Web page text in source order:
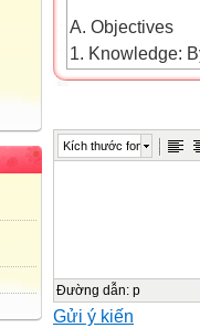
A. Objectives
1. Knowledge:
speaking test.
3. Attitude: SS
4. Competence
Teacher's and
Contents
Kích thước font
Đường dẫn: p
Gửi ý kiến